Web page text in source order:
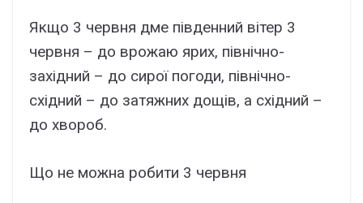
Якщо 3 червня дме південний вітер 3
червня – до врожаю ярих, північно-
західний – до сирої погоди, північно-
східний – до затяжних дощів, а східний –
до хвороб.
Що не можна робити 3 червня